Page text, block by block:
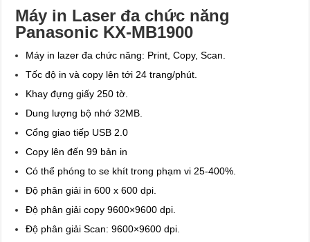
Máy in Laser đa chức năng
Panasonic KX-MB1900
Máy in lazer đa chức năng: Print, Copy, Scan.
Tốc độ in và copy lên tới 24 trang/phút.
Khay đựng giấy 250 tờ.
Dung lượng bộ nhớ 32MB.
Cổng giao tiếp USB 2.0
Copy lên đến 99 bản in
Có thể phóng to se khít trong phạm vi 25-400%.
Độ phân giải in 600 x 600 dpi.
Độ phân giải copy 9600×9600 dpi.
Độ phân giải Scan: 9600×9600 dpi.